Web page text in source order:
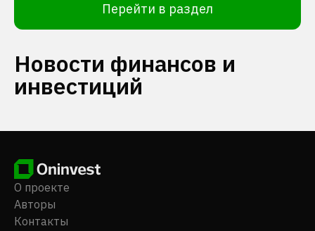
Перейти в раздел
Новости финансов и
инвестиций
О проекте
Авторы
Контакты